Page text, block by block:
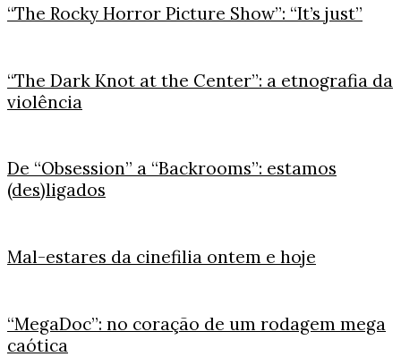
“The Rocky Horror Picture Show”: “It’s just”
“The Dark Knot at the Center”: a etnografia da
violência
De “Obsession” a “Backrooms”: estamos
(des)ligados
Mal-estares da cinefilia ontem e hoje
“MegaDoc”: no coração de um rodagem mega
caótica